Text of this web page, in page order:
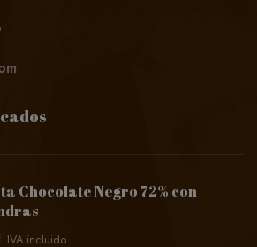
Chocolate Negro 72% con
IVA incluido.